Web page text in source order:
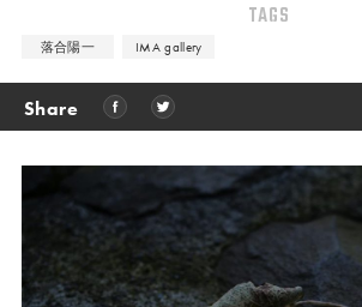
TAGS
落合陽一 IMA gallery
Share